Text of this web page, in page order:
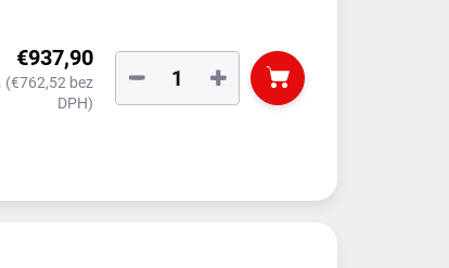
€937,90
(€762,52 bez
DPH)
+
−